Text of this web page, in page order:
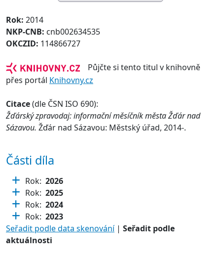
Rok: 2014
NKP-CNB: cnb002634535
OKCZID: 114866727
Půjčte si tento titul v knihovně
přes portál Knihovny.cz
Citace(dle ČSN ISO 690):
Žďárský zpravodaj: informační měsíčník města Žďár nad
Sázavou. Žďár nad Sázavou: Městský úřad, 2014-.
Části díla
Rok: 2026
Rok: 2025
Rok: 2024
Rok: 2023
Seřadit podle data skenování| Seřadit podle
aktuálnosti